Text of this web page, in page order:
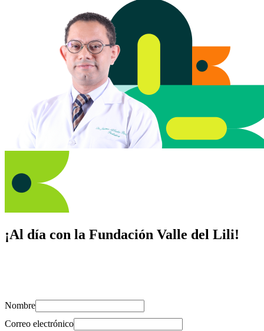
¡Al día con la Fundación Valle del Lili!
Nombre
Correo electrónico